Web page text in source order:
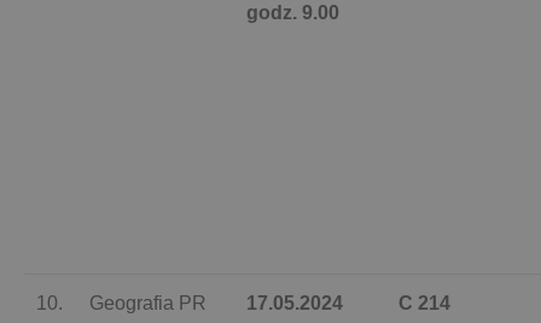
godz. 9.00
10. Geografia PR
17.05.2024
C 214